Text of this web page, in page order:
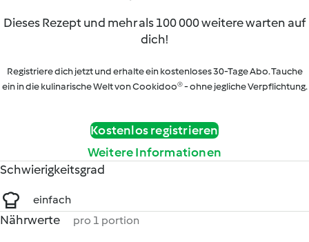
Dieses Rezept und mehr als 100 000 weitere warten auf
dich!
Registriere dich jetzt und erhalte ein kostenloses 30-Tage Abo. Tauche
ein in die kulinarische Welt von Cookidoo® - ohne jegliche Verpflichtung.
Kostenlos registrieren
Weitere Informationen
Schwierigkeitsgrad
einfach
Nährwerte pro 1 portion